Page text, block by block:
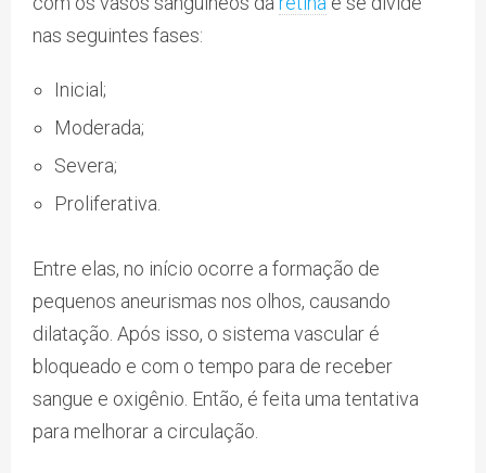
nas seguintes fases:
Inicial;
Moderada;
Severa;
Proliferativa.
Entre elas, no início ocorre a formação de
pequenos aneurismas nos olhos, causando
dilatação. Após isso, o sistema vascular é
bloqueado e com o tempo para de receber
sangue e oxigênio. Então, é feita uma tentativa
para melhorar a circulação.